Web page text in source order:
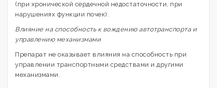
(при хронической сердечной недостаточности, при
нарушениях функции почек).
Влияние на способность к вождению автотранспорта и
управлению механизмами
Препарат не оказывает влияния на способность при
управлении транспортными средствами и другими
механизмами.